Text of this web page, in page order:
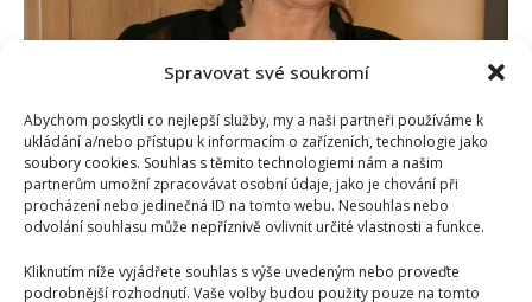
Spravovat své soukromí
Abychom poskytli co nejlepší služby, my a naši partneři používáme k
ukládání a/nebo přístupu k informacím o zařízeních, technologie jako
soubory cookies. Souhlas s těmito technologiemi nám a našim
partnerům umožní zpracovávat osobní údaje, jako je chování při
procházení nebo jedinečná ID na tomto webu. Nesouhlas nebo
odvolání souhlasu může nepříznivě ovlivnit určité vlastnosti a funkce.
Kliknutím níže vyjádřete souhlas s výše uvedeným nebo proveďte
podrobnější rozhodnutí. Vaše volby budou použity pouze na tomto
Mahulena Bočanová se pochlubila vánoční výzdobou.
Začátek listopadu je podle ní ideální doba
Iveta Kohoutová 9. 11. 2024
Mahulena Bočanová je zřejmě první, kdo letos